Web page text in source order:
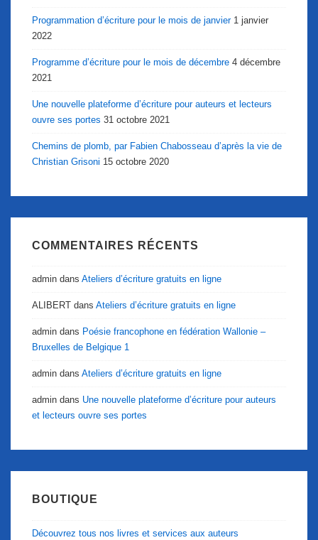
Programmation d’écriture pour le mois de janvier 1 janvier
2022
Programme d’écriture pour le mois de décembre 4 décembre
2021
Une nouvelle plateforme d’écriture pour auteurs et lecteurs
ouvre ses portes 31 octobre 2021
Chemins de plomb, par Fabien Chabosseau d’après la vie de
Christian Grisoni 15 octobre 2020
COMMENTAIRES RÉCENTS
admin dans Ateliers d’écriture gratuits en ligne
ALIBERT dans Ateliers d’écriture gratuits en ligne
admin dans Poésie francophone en fédération Wallonie –
Bruxelles de Belgique 1
admin dans Ateliers d’écriture gratuits en ligne
admin dans Une nouvelle plateforme d’écriture pour auteurs
et lecteurs ouvre ses portes
BOUTIQUE
Découvrez tous nos livres et services aux auteurs